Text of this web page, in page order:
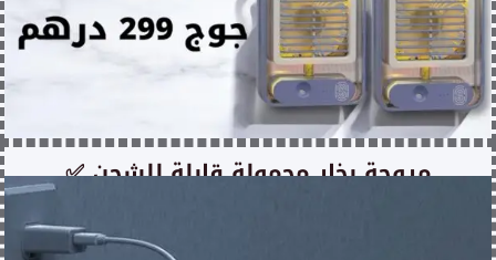
✅ مروحة بخار محمولة قابلة للشحن